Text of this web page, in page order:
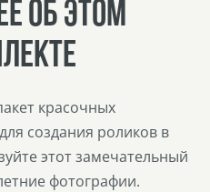
ОБ ЭТОМ
красочных
создания роликов в
этот замечательный
фотографии.